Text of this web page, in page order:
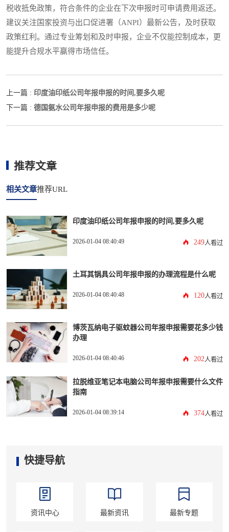
税收抵免政策，符合条件的企业在下次申报时可申请费用返还。
建议关注国家投资与出口促进署（ANPI）最新公告，及时获取
政策红利。通过专业筹划和及时申报，企业不仅能控制成本，更
能提升合规水平赢得市场信任。
上一篇 : 印度油印纸公司年报申报的时间,要多久呢
下一篇 : 德国氨水公司年报申报的费用是多少呢
推荐文章
相关文章推荐URL
印度油印纸公司年报申报的时间,要多久呢
2026-01-04 08:40:49 249人看过
土耳其锅具公司年报申报的办理流程是什么呢
2026-01-04 08:40:48 120人看过
博茨瓦纳电子驱蚊器公司年报申报需要花多少钱
办理
2026-01-04 08:40:46 202 人看过
拉脱维亚笔记本电脑公司年报申报需要什么文件
指南
2026-01-04 08:39:14 374人看过
快捷导航
资讯中心 最新资讯 最新专题